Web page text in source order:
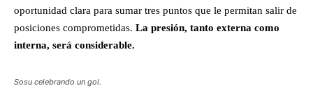
oportunidad clara para sumar tres puntos que le permitan salir de
posiciones comprometidas. La presión, tanto externa como
interna, será considerable.
Sosu celebrando un gol.